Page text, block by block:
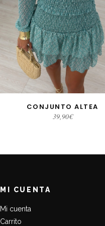
SELECCIONAR
CONJUNTO ALTEA
39,90€
MI CUENTA
Mi cuenta
Carrito